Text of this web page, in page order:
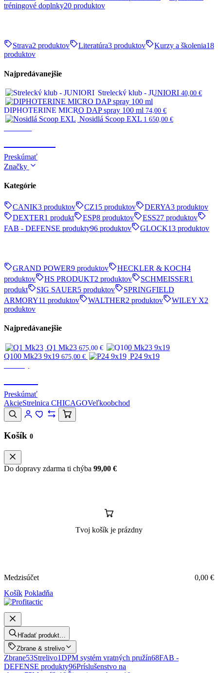
tréningové doplnky20 produktov
Strava2 produktov Literatúra3 produktov Kurzy a školenia18
produktov
Najpredávanejšie
Strelecký klub - JUNIORI 40,00 €
DIPHOTERINE MICRO DAP spray 100 ml 74,00 €
Nosidlá Scoop EXL 1 650,00 €
Preskúmať
Značky
Kategórie
CANIK3 produktov CZ15 produktov DERYA3 produktov
DEXTER1 produkt ESP8 produktov ESS27 produktov
FAB - DEFENSE produkty96 produktov GLOCK13 produktov
GRAND POWER9 produktov HECKLER & KOCH4
produktov
HS PRODUKT2 produktov SCHMEISSER1
produkt
SIG SAUER5 produktov
SPRINGFIELD
ARMORY11 produktov WALTHER2 produktov WILEY X2
produktov
Najpredávanejšie
Q1 Mk23 675,00 €
Q100 Mk23 9x19 675,00 €
P24 9x19
Preskúmať
AkcieStrelnica CHICAGOVeľkoobchod
Košík 0
Do dopravy zdarma ti chýba 99,00 €
Tvoj košík je prázdny
Medzisúčet 0,00 €
Košík Pokladňa
Hľadať produkt…
Zbrane & strelivo
Zbrane53Strelivo1DPM systém vratných pružín68FAB -
DEFENSE produkty96Príslušenstvo na